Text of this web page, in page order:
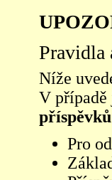
Pravidla
Níže
V případě
Pro